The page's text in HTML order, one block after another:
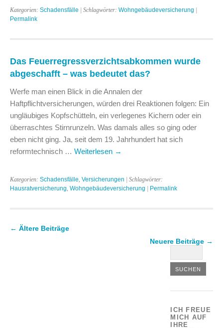
Kategorien: Schadensfälle | Schlagwörter: Wohngebäudeversicherung |
Permalink
Das Feuerregressverzichtsabkommen wurde
abgeschafft – was bedeutet das?
Werfe man einen Blick in die Annalen der
Haftpflichtversicherungen, würden drei Reaktionen folgen: Ein
ungläubiges Kopfschütteln, ein verlegenes Kichern oder ein
überraschtes Stirnrunzeln. Was damals alles so ging oder
eben nicht ging. Ja, seit dem 19. Jahrhundert hat sich
reformtechnisch … Weiterlesen →
Kategorien: Schadensfälle Versicherungen | Schlagwörter:
Hausratversicherung Wohngebäudeversicherung | Permalink
← Ältere Beiträge
Neuere Beiträge →
ICH FREUE
MICH AUF
IHRE